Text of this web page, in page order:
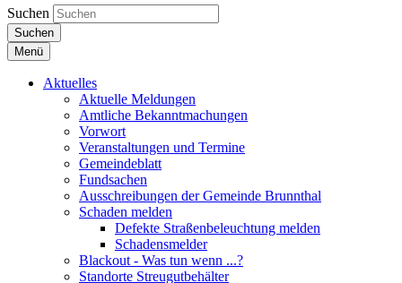
Suchen
Suchen
Menü
Aktuelles
Aktuelle Meldungen
Amtliche Bekanntmachungen
Vorwort
Veranstaltungen und Termine
Gemeindeblatt
Fundsachen
Ausschreibungen der Gemeinde Brunnthal
Schaden melden
Defekte Straßenbeleuchtung melden
Schadensmelder
Blackout - Was tun wenn ...?
Standorte Streugutbehälter